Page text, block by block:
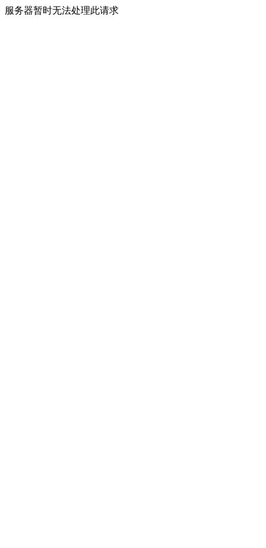
服务器暂时无法处理此请求